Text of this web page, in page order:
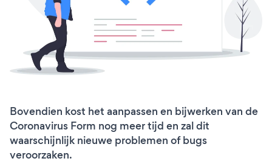
Bovendien kost het aanpassen en bijwerken van de
Coronavirus Form nog meer tijd en zal dit
waarschijnlijk nieuwe problemen of bugs
veroorzaken.